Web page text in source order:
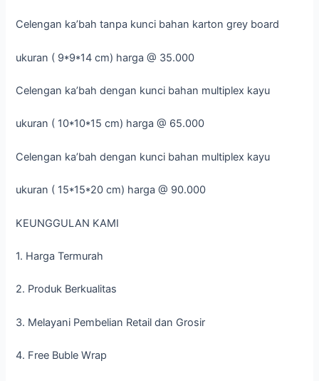
Celengan ka’bah tanpa kunci bahan karton grey board
ukuran ( 9*9*14 cm) harga @ 35.000
Celengan ka’bah dengan kunci bahan multiplex kayu
ukuran ( 10*10*15 cm) harga @ 65.000
Celengan ka’bah dengan kunci bahan multiplex kayu
ukuran ( 15*15*20 cm) harga @ 90.000
KEUNGGULAN KAMI
1. Harga Termurah
2. Produk Berkualitas
3. Melayani Pembelian Retail dan Grosir
4. Free Buble Wrap